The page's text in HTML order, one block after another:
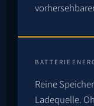
Reine
Ladequelle.